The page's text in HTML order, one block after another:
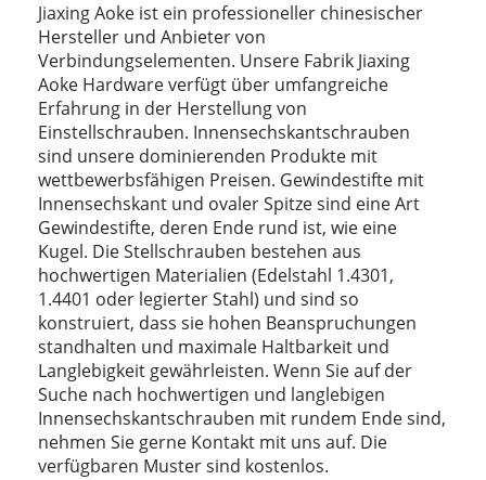
Jiaxing Aoke ist ein professioneller chinesischer
Hersteller und Anbieter von
Verbindungselementen. Unsere Fabrik Jiaxing
Aoke Hardware verfügt über umfangreiche
Erfahrung in der Herstellung von
Einstellschrauben. Innensechskantschrauben
sind unsere dominierenden Produkte mit
wettbewerbsfähigen Preisen. Gewindestifte mit
Innensechskant und ovaler Spitze sind eine Art
Gewindestifte, deren Ende rund ist, wie eine
Kugel. Die Stellschrauben bestehen aus
hochwertigen Materialien (Edelstahl 1.4301,
1.4401 oder legierter Stahl) und sind so
konstruiert, dass sie hohen Beanspruchungen
standhalten und maximale Haltbarkeit und
Langlebigkeit gewährleisten. Wenn Sie auf der
Suche nach hochwertigen und langlebigen
Innensechskantschrauben mit rundem Ende sind,
nehmen Sie gerne Kontakt mit uns auf. Die
verfügbaren Muster sind kostenlos.